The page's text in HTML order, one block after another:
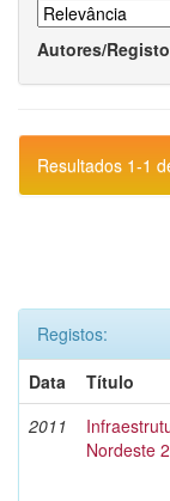
Autores/Registo
Resultados 1-1
Registos:
Data
Título
2011
Nordeste